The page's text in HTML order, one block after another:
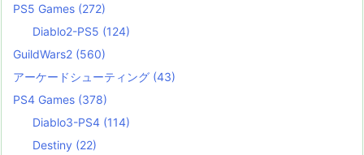
PS5 Games (272)
Diablo2-PS5 (124)
GuildWars2 (560)
アーケードシューティング (43)
PS4 Games (378)
Diablo3-PS4 (114)
Destiny (22)